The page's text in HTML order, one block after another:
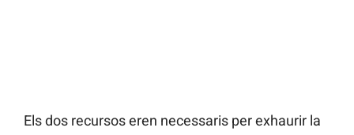
Els dos recursos eren necessaris per exhaurir la